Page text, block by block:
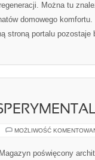
regeneracji. Można tu
domowego
stroną portalu pozostaje
MOŻLIWOŚĆ
Magazyn poświęcony